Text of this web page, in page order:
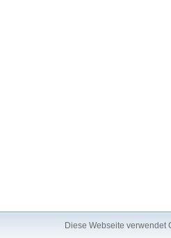
Diese Webseite verwendet